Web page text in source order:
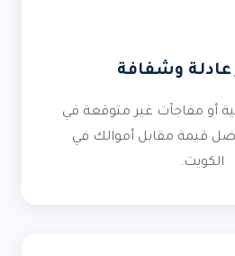
وشفافة
أو مفاجآت غير متوقعة في
قيمة مقابل أموالك في
الكويت.